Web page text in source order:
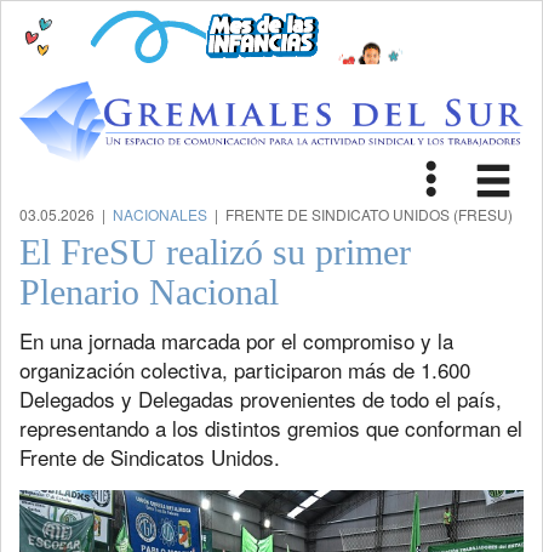
Toggle
03.05.2026 | NACIONALES | FRENTE DE SINDICATO UNIDOS (FRESU)
El FreSU realizó su primer
Plenario Nacional
En una jornada marcada por el compromiso y la
organización colectiva, participaron más de 1.600
Delegados y Delegadas provenientes de todo el país,
representando a los distintos gremios que conforman el
Frente de Sindicatos Unidos.
Previous Next